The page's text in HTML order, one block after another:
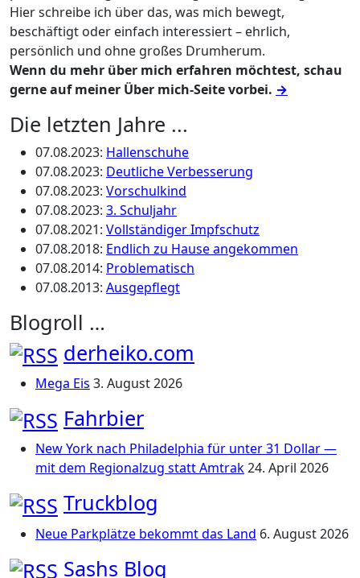
Hier schreibe ich über das, was mich bewegt,
beschäftigt oder einfach interessiert – ehrlich,
persönlich und ohne großes Drumherum.
Wenn du mehr über mich erfahren möchtest, schau
gerne auf meiner Über mich-Seite vorbei. →
Die letzten Jahre ...
07.08.2023: Hallenschuhe
07.08.2023: Deutliche Verbesserung
07.08.2023: Vorschulkind
07.08.2023: 3. Schuljahr
07.08.2021: Vollständiger Impfschutz
07.08.2018: Endlich zu Hause angekommen
07.08.2014: Problematisch
07.08.2013: Ausgepflegt
Blogroll …
derheiko.com
Mega Eis 3. August 2026
Fahrbier
New York nach Philadelphia für unter 31 Dollar —
mit dem Regionalzug statt Amtrak24. April 2026
Truckblog
Neue Parkplätze bekommt das Land 6. August 2026
Sashs Blog